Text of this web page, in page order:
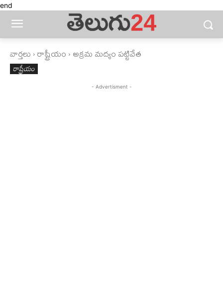
end
వార్తలు రాష్ట్రీయం అక్రమ మద్యం పట్టివేత
రాష్ట్రీయం
- Advertisment -